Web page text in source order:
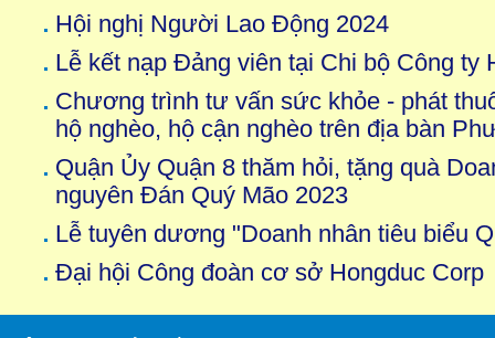
Hội nghị Người Lao Động 2024
Lễ kết nạp Đảng viên tại Chi bộ Công ty
Chương trình tư vấn sức khỏe - phát
hộ nghèo, hộ cận nghèo trên địa bàn
Quận Ủy Quận 8 thăm hỏi, tặng quà
nguyên Đán Quý Mão 2023
Lễ tuyên dương "Doanh nhân tiêu biểu
Đại hội Công đoàn cơ sở Hongduc Corp